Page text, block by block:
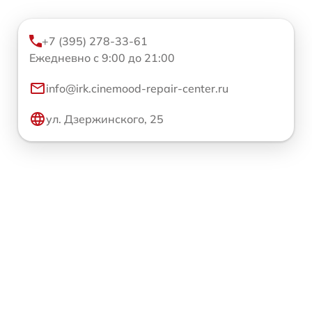
+7 (395) 278-33-61
Ежедневно с 9:00 до 21:00
info@irk.cinemood-repair-center.ru
ул. Дзержинского, 25